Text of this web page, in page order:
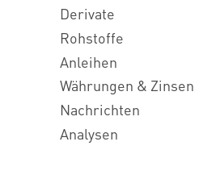
Derivate
Rohstoffe
Anleihen
Währungen & Zinsen
Nachrichten
Analysen